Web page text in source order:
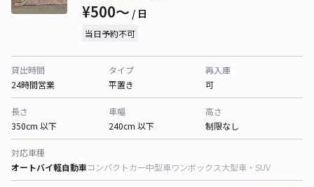
¥500〜 / 日
当日予約不可
貸出時間
24時間営業
タイプ
平置き
再入庫
可
長さ
350cm 以下
車幅
240cm 以下
高さ
制限なし
対応車種
オートバイ軽自動車コンパクトカー中型車ワンボックス大型車・SUV